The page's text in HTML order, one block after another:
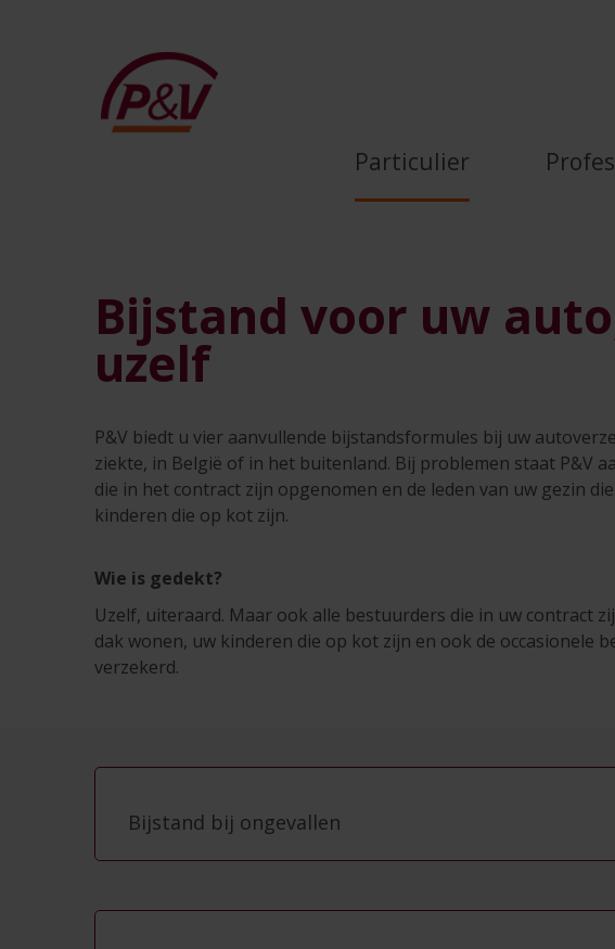
Bijstand voor uw auto, uw gezin
Particulier
Bijstand voor uw
uzelf
P&V biedt u vier aanvullende bijstandsformules bij uw
ziekte, in België of in het buitenland. Bij problemen staat P&V
die in het contract zijn opgenomen en de leden van uw gezin
kinderen die op kot zijn.
Wie is gedekt?
Uzelf, uiteraard. Maar ook alle bestuurders die in uw contract
dak wonen, uw kinderen die op kot zijn en ook de occasionele
verzekerd.
Bijstand bij ongevallen